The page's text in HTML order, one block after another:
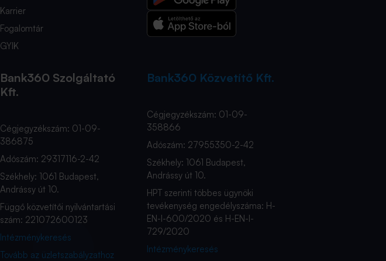
Karrier
Fogalomtár
GYIK
Bank360 Szolgáltató
Kft.
Cégjegyzékszám: 01-09-
386875
Adószám: 29317116-2-42
Székhely: 1061 Budapest,
Andrássy út 10.
Függő közvetítői nyilvántartási
szám: 221072600123
Intézménykeresés
Tovább az üzletszabályzathoz
Bank360 Közvetítő Kft.
Cégjegyzékszám: 01-09-
358866
Adószám: 27955350-2-42
Székhely: 1061 Budapest,
Andrássy út 10.
HPT szerinti többes ügynöki
tevékenység engedélyszáma: H-
EN-I-600/2020 és H-EN-I-
729/2020
Intézménykeresés